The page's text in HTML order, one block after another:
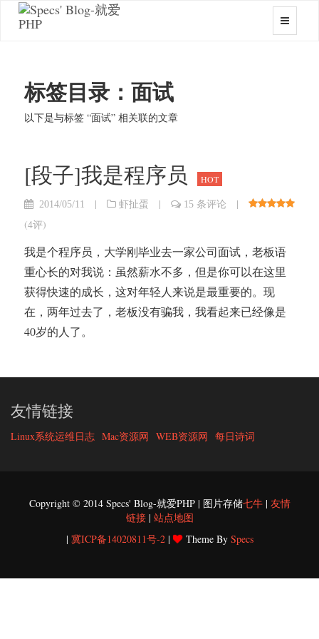
标签目录：面试
以下是与标签 “面试” 相关联的文章
[段子]我是程序员 HOT
2014/05/11 | 虾扯蛋 | 15 条评论
|
(4评)
我是个程序员，大学刚毕业去一家公司面试，老板语
重心长的对我说：虽然薪水不多，但是你可以在这里
获得快速的成长，这对年轻人来说是最重要的。现
在，两年过去了，老板没有骗我，我看起来已经像是
40岁的人了。
友情链接
Linux系统运维日志 Mac资源网 WEB资源网 每日诗词
Copyright © 2014 Specs' Blog-就爱PHP | 图片存储七牛| 友情
链接| 站点地图
| 冀ICP备14020811号-2| Theme By Specs